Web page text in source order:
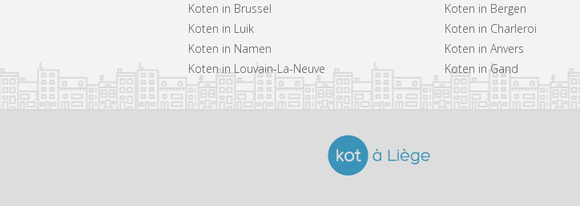
Koten in Brussel
Koten in Luik
Koten in Namen
Koten in Louvain-La-Neuve
Koten in Bergen
Koten in Charleroi
Koten in Anvers
Koten in Gand